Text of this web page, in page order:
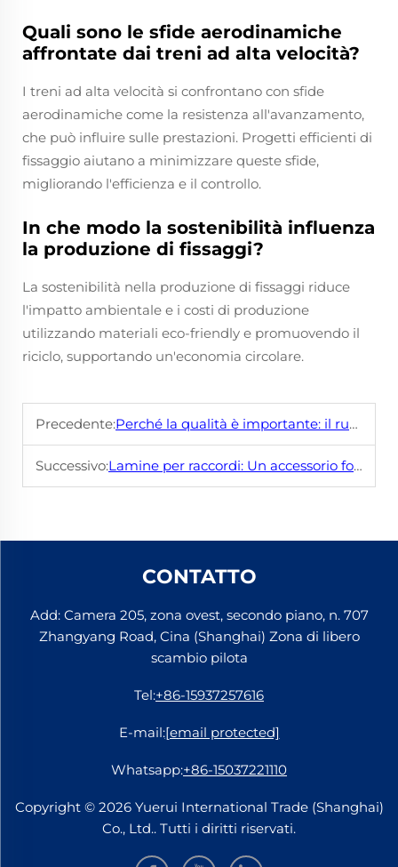
Quali sono le sfide aerodinamiche
affrontate dai treni ad alta velocità?
I treni ad alta velocità si confrontano con sfide
aerodinamiche come la resistenza all'avanzamento,
che può influire sulle prestazioni. Progetti efficienti di
fissaggio aiutano a minimizzare queste sfide,
migliorando l'efficienza e il controllo.
In che modo la sostenibilità influenza
la produzione di fissaggi?
La sostenibilità nella produzione di fissaggi riduce
l'impatto ambientale e i costi di produzione
utilizzando materiali eco-friendly e promuovendo il
riciclo, supportando un'economia circolare.
Precedente:Perché la qualità è importante: il ruolo dei fissatori della metropolitana nella sicurezza
Successivo:Lamine per raccordi: Un accessorio fondamentale per ferrovie sicure ed efficienti
CONTATTO
Add: Camera 205, zona ovest, secondo piano, n. 707
Zhangyang Road, Cina (Shanghai) Zona di libero
scambio pilota
Tel:+86-15937257616
E-mail:[email protected]
Whatsapp:+86-15037221110
Copyright © 2026 Yuerui International Trade (Shanghai)
Co., Ltd.. Tutti i diritti riservati.